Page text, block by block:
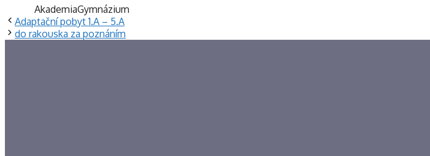
AkademiaGymnázium
Adaptační pobyt 1.A – 5.A
do rakouska za poznáním